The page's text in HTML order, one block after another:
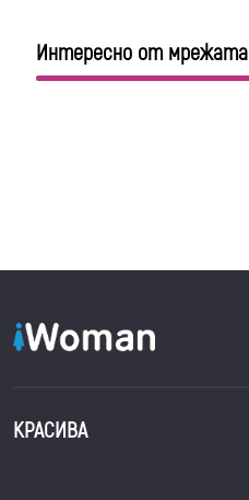
Интересно от мрежата
КРАСИВА